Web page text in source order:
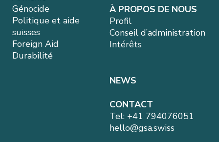
Génocide
Politique et aide
suisses
Foreign Aid
Durabilité
À PROPOS DE NOUS
Profil
Conseil d’administration
Intérêts
NEWS
CONTACT
Tel: +41 794076051
hello@gsa.swiss